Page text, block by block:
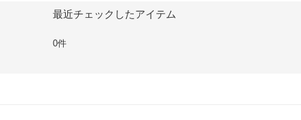
最近チェックしたアイテム
0件